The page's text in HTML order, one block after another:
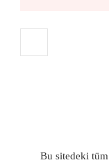
Bu sitedeki